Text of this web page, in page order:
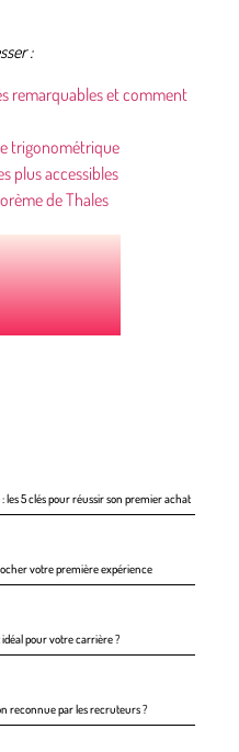
:
remarquables et comment
trigonométrique
plus accessibles
de Thales
5 clés pour réussir son premier achat
votre première expérience
pour votre carrière ?
reconnue par les recruteurs ?